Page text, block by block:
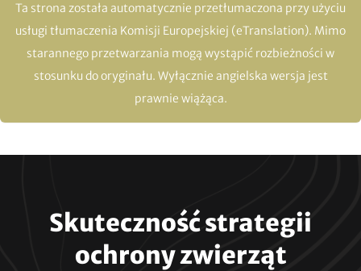
Ta strona została automatycznie przetłumaczona przy użyciu
usługi tłumaczenia Komisji Europejskiej (eTranslation). Mimo
starannego przetwarzania mogą wystąpić rozbieżności w
stosunku do oryginału. Wyłącznie angielska wersja jest
prawnie wiążąca.
Skuteczność strategii
ochrony zwierząt